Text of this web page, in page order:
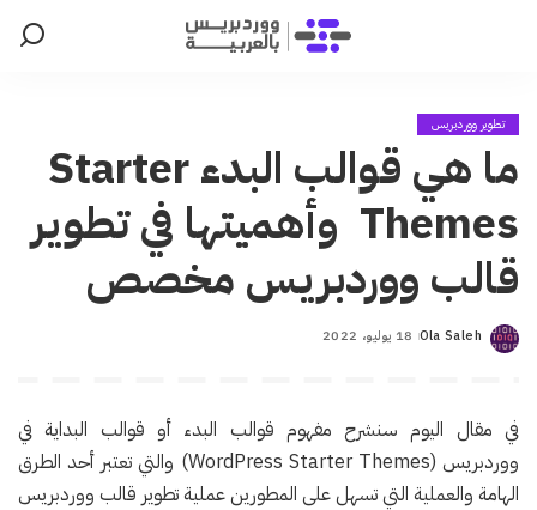
تطوير ووردبريس
ما هي قوالب البدء Starter
Themes وأهميتها في تطوير
قالب ووردبريس مخصص
Posted
Ola Saleh 18 يوليو، 2022
في مقال اليوم سنشرح مفهوم قوالب البدء أو قوالب البداية في
ووردبريس (WordPress Starter Themes) والتي تعتبر أحد الطرق
الهامة والعملية التي تسهل على المطورين عملية تطوير قالب ووردبريس